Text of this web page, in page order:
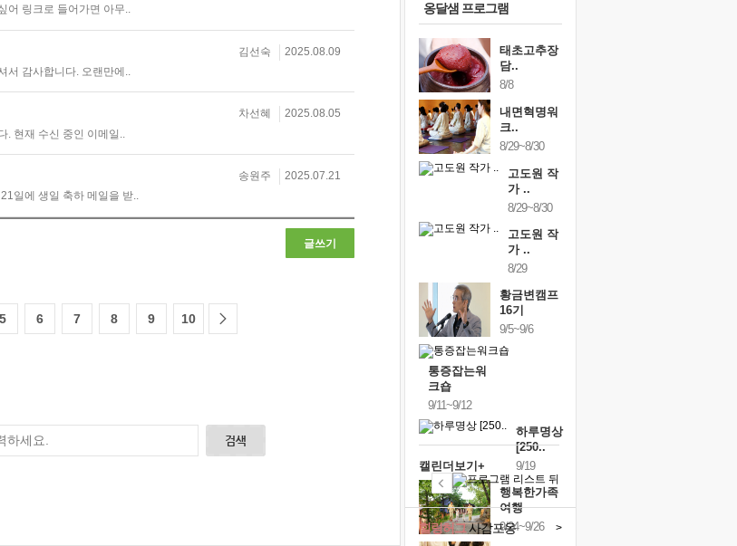
어 링크로 들어가면 아무..
서 감사합니다. 오랜만에..
김선숙 2025.08.09
. 현재 수신 중인 이메일..
차선혜 2025.08.05
일에 생일 축하 메일을 받..
송원주 2025.07.21
글쓰기
5 6 7 8 9 10
거울 속의 나
옹달샘 프로그램
태초고추장
담..
8/8
내면혁명워
크..
8/29~8/30
고도원 작
가 ..
8/29~8/30
고도원 작
가 ..
8/29
황금변캠프
16기
9/5~9/6
통증잡는워
크숍
9/11~9/12
하루명상
[250..
9/19
행복한가족
여행
9/24~9/26
캘린더보기+
힐링허그사감포옹 >